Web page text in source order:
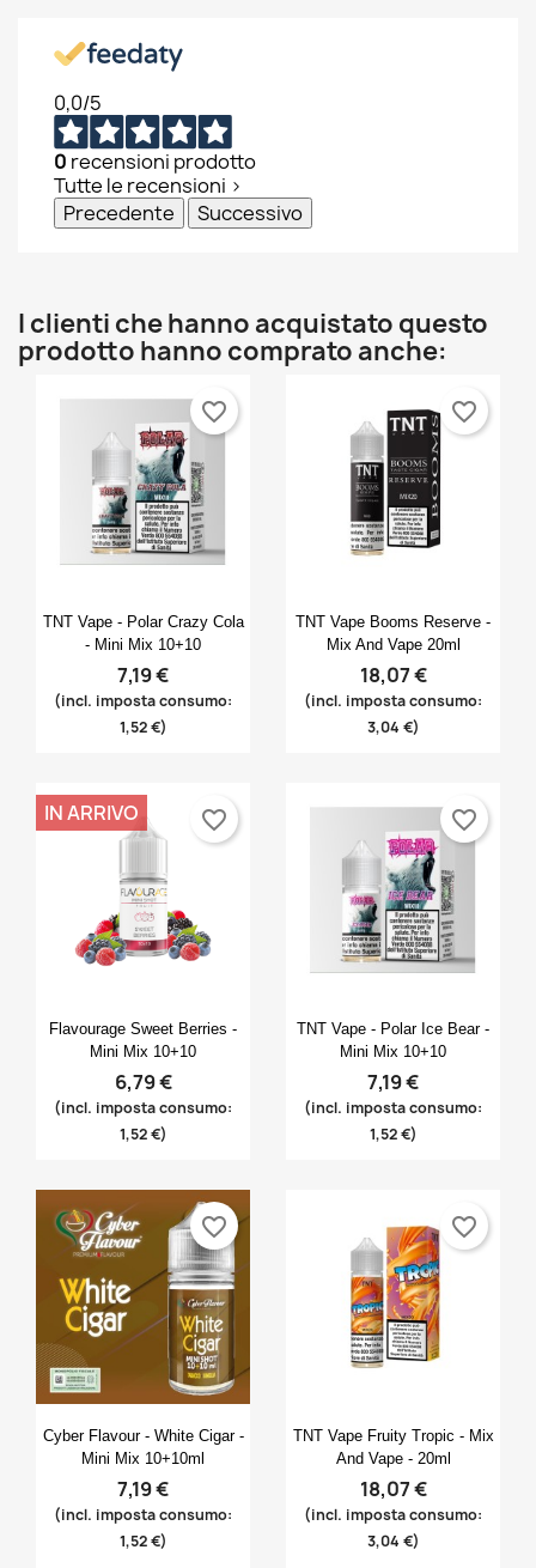
0,0/5
0 recensioni prodotto
Tutte le recensioni >
Precedente
Successivo
I clienti che hanno acquistato questo
prodotto hanno comprato anche:
Anteprima
TNT Vape - Polar Crazy Cola
- Mini Mix 10+10
7,19 €
(incl. imposta consumo:
1,52 €)
favorite_border
Anteprima
TNT Vape Booms Reserve -
Mix And Vape 20ml
18,07 €
(incl. imposta consumo:
3,04 €)
favorite_border
Anteprima
Flavourage Sweet Berries -
Mini Mix 10+10
6,79 €
(incl. imposta consumo:
1,52 €)
IN ARRIVO favorite_border
Anteprima
TNT Vape - Polar Ice Bear -
Mini Mix 10+10
7,19 €
(incl. imposta consumo:
1,52 €)
favorite_border
Anteprima
Cyber Flavour - White Cigar -
Mini Mix 10+10ml
7,19 €
(incl. imposta consumo:
1,52 €)
favorite_border
Anteprima
TNT Vape Fruity Tropic - Mix
And Vape - 20ml
18,07 €
(incl. imposta consumo:
3,04 €)
favorite_border